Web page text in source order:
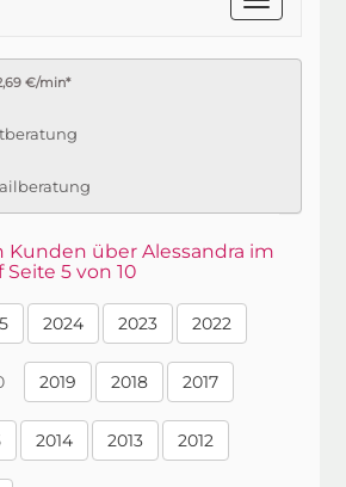
€/min*
Kunden über Alessandra im
Seite 5 von 10
2024 2023 2022
2019 2018 2017
2014 2013 2012